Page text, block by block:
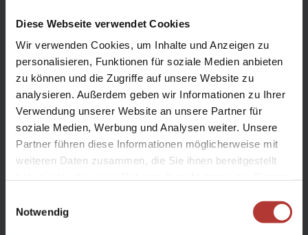
Diese Webseite verwendet Cookies
Wir verwenden Cookies, um Inhalte und Anzeigen zu
personalisieren, Funktionen für soziale Medien anbieten
zu können und die Zugriffe auf unsere Website zu
analysieren. Außerdem geben wir Informationen zu Ihrer
Verwendung unserer Website an unsere Partner für
soziale Medien, Werbung und Analysen weiter. Unsere
Partner führen diese Informationen möglicherweise mit
weiteren Daten zusammen, die Sie ihnen bereitgestellt
Notwendig
Reiseleitung:
deutschsprachige Reiseleitung
ab/ bis Keflavík
Anreise:
Warme Bekleidung, Wind- und Regenschutzkleidung,